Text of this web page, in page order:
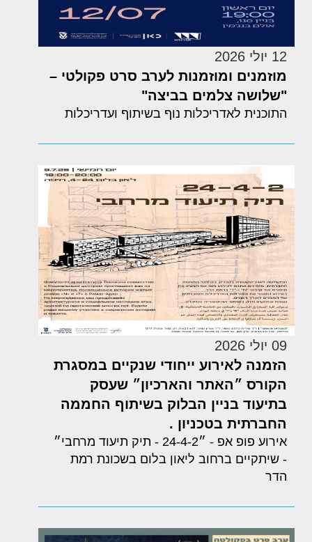
12 יולי 2026
מוזמנים ומוזמנות לערב סרט פקולטי –
"שלושה צלמים בביצה"
התוכנית לאדריכלות נוף בשיתוף ועדריכלות
09 יולי 2026
הזמנה לאירוע ייחודי שנקיים במסגרת
הקורס ״האתר והארכיון״ שעסק
בתיעוד בניין הבלוק בשיתוף החממה
החברתית בטכניון .
אירוע פופ אפ - ״24-4-2 - תיק תיעוד מרחבי״
- שיתקיים ברחוב ליאון בלום בשכונת רמת
הדר